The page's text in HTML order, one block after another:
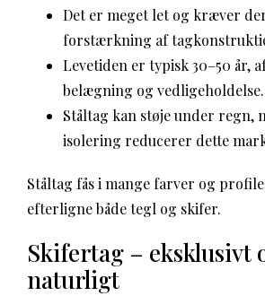
Det er meget let og kræver
forstærkning af
Levetiden er typisk 30–50 år,
belægning og vedligeholdelse.
Ståltag kan støje under regn,
isolering reducerer dette
Ståltag fås i mange farver og
efterligne både tegl og skifer.
Skifertag – eksklusivt
naturligt